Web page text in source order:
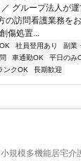
グループ法人が
の訪問看護業務を
傷処置...
社員登用あり 副業
車通勤OK 平日のみ
ンクOK 長期歓迎
規模多機能居宅